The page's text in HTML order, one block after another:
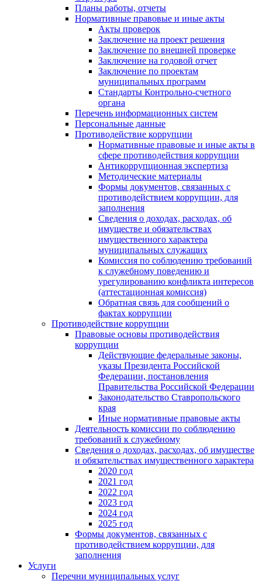
Планы работы, отчеты
Нормативные правовые и иные акты
Акты проверок
Заключение на проект решения
Заключение по внешней проверке
Заключение на годовой отчет
Заключение по проектам
муниципальных программ
Стандарты Контрольно-счетного
органа
Перечень информационных систем
Персональные данные
Противодействие коррупции
Нормативные правовые и иные акты в
сфере противодействия коррупции
Антикоррупционная экспертиза
Методические материалы
Формы документов, связанных с
противодействием коррупции, для
заполнения
Сведения о доходах, расходах, об
имуществе и обязательствах
имущественного характера
муниципальных служащих
Комиссия по соблюдению требований
к служебному поведению и
урегулированию конфликта интересов
(аттестационная комиссия)
Обратная связь для сообщений о
фактах коррупции
Противодействие коррупции
Правовые основы противодействия
коррупции
Действующие федеральные законы,
указы Президента Российской
Федерации, постановления
Правительства Российской Федерации
Законодательство Ставропольского
края
Иные нормативные правовые акты
Деятельность комиссии по соблюдению
требований к служебному
Сведения о доходах, расходах, об имуществе
и обязательствах имущественного характера
2020 год
2021 год
2022 год
2023 год
2024 год
2025 год
Формы документов, связанных с
противодействием коррупции, для
заполнения
Услуги
Перечни муниципальных услуг